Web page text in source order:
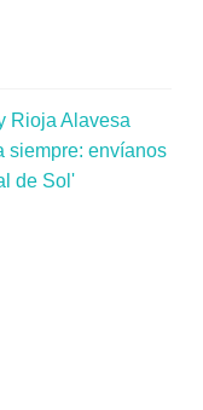
Rioja Alavesa
siempre: envíanos
de Sol'